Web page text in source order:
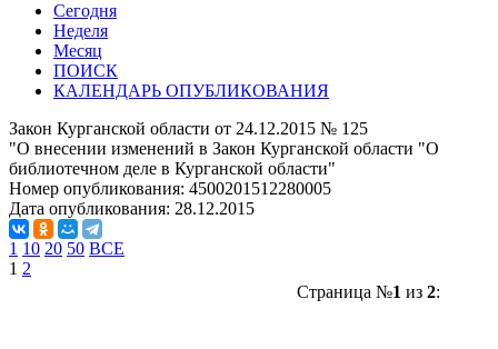
Сегодня
Неделя
Месяц
ПОИСК
КАЛЕНДАРЬ ОПУБЛИКОВАНИЯ
Закон Курганской области от 24.12.2015 № 125
"О внесении изменений в Закон Курганской области "О
библиотечном деле в Курганской области"
Номер опубликования: 4500201512280005
Дата опубликования: 28.12.2015
1 10 20 50 ВСЕ
1 2
Страница №1 из 2: